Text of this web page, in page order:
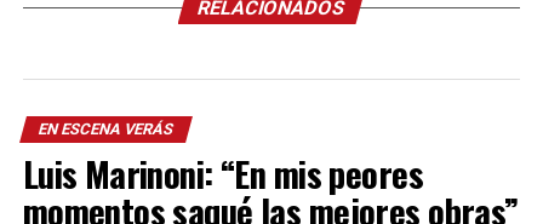
RELACIONADOS
EN ESCENA VERÁS
Luis Marinoni: “En mis peores
momentos saqué las mejores obras”